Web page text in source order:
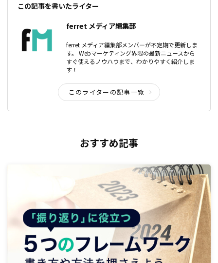
この記事を書いたライター
ferret メディア編集部
ferret メディア編集部メンバーが不定期で更新しま
す。 Webマーケティング界隈の最新ニュースから
すぐ使えるノウハウまで、わかりやすく紹介しま
す！
このライターの記事一覧
おすすめ記事